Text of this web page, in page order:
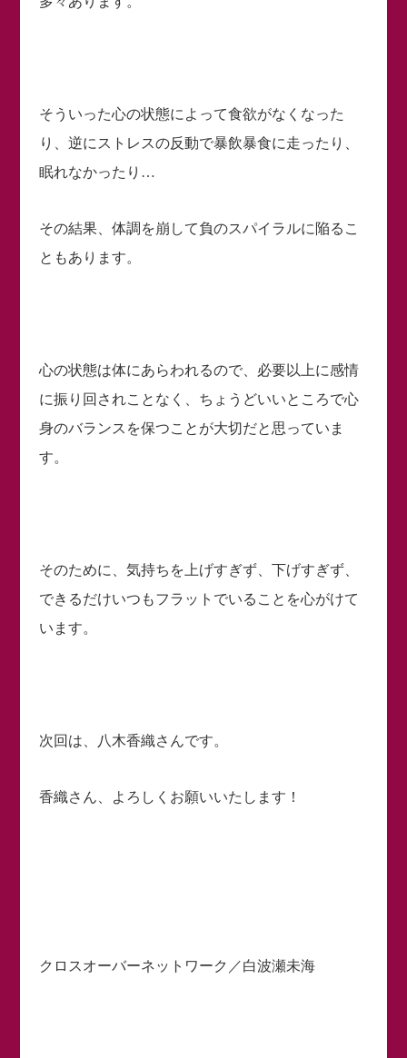
そういった心の状態によって食欲がなくなった
り、逆にストレスの反動で暴飲暴食に走ったり、
眠れなかったり…
その結果、体調を崩して負のスパイラルに陥るこ
ともあります。
心の状態は体にあらわれるので、必要以上に感情
に振り回されことなく、ちょうどいいところで心
身のバランスを保つことが大切だと思っていま
す。
そのために、気持ちを上げすぎず、下げすぎず、
できるだけいつもフラットでいることを心がけて
います。
次回は、八木香織さんです。
香織さん、よろしくお願いいたします！
クロスオーバーネットワーク／白波瀬未海